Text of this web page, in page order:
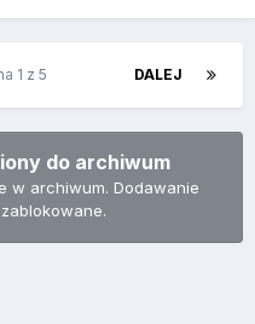
DALEJ
1 z 5
do archiwum
w archiwum. Dodawanie